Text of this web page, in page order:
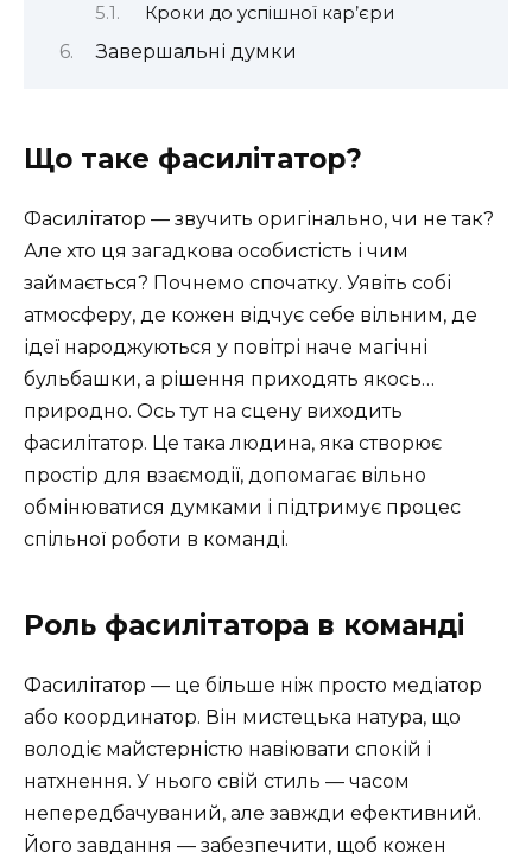
Кроки до успішної кар’єри
Завершальні думки
Що таке фасилітатор?
Фасилітатор — звучить оригінально, чи не так?
Але хто ця загадкова особистість і чим
займається? Почнемо спочатку. Уявіть собі
атмосферу, де кожен відчує себе вільним, де
ідеї народжуються у повітрі наче магічні
бульбашки, а рішення приходять якось…
природно. Ось тут на сцену виходить
фасилітатор. Це така людина, яка створює
простір для взаємодії, допомагає вільно
обмінюватися думками і підтримує процес
спільної роботи в команді.
Роль фасилітатора в команді
Фасилітатор — це більше ніж просто медіатор
або координатор. Він мистецька натура, що
володіє майстерністю навіювати спокій і
натхнення. У нього свій стиль — часом
непередбачуваний, але завжди ефективний.
Його завдання — забезпечити, щоб кожен